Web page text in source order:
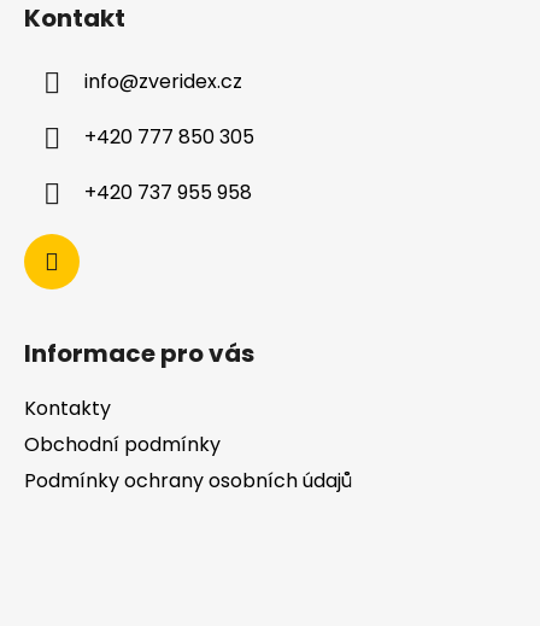
Kontakt
info@zveridex.cz
+420 777 850 305
+420 737 955 958
Informace pro vás
Kontakty
Obchodní podmínky
Podmínky ochrany osobních údajů